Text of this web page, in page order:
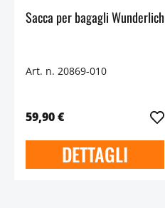
Sacca per bagagli Wunderlich
Art. n. 20869-010
59,90 €
DETTAGLI